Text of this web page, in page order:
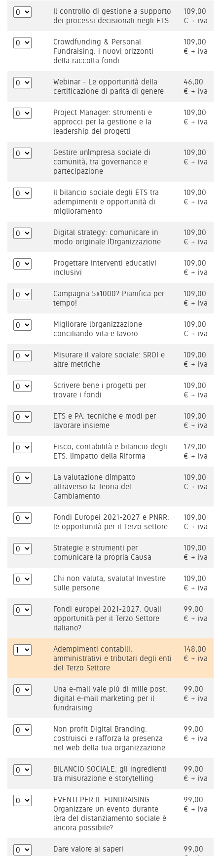
Il controllo di gestione a supporto
dei processi decisionali negli ETS
109,00
€ + iva
Crowdfunding & Personal
Fundraising: i nuovi orizzonti
della raccolta fondi
109,00
€ + iva
Webinar - Le opportunità della
certificazione di parità di genere
46,00
€ + iva
Project Manager: strumenti e
approcci per la gestione e la
leadership dei progetti
109,00
€ + iva
Gestire un’impresa sociale di
comunità, tra governance e
partecipazione
109,00
€ + iva
Il bilancio sociale degli ETS tra
adempimenti e opportunità di
miglioramento
109,00
€ + iva
Digital strategy: comunicare in
modo originale l’Organizzazione
109,00
€ + iva
Progettare interventi educativi
inclusivi
109,00
€ + iva
Campagna 5x1000? Pianifica per
tempo!
109,00
€ + iva
Migliorare l’organizzazione
conciliando vita e lavoro
109,00
€ + iva
Misurare il valore sociale: SROI e
altre metriche
109,00
€ + iva
Scrivere bene i progetti per
trovare i fondi
109,00
€ + iva
ETS e PA: tecniche e modi per
lavorare insieme
109,00
€ + iva
Fisco, contabilità e bilancio degli
ETS: l’impatto della Riforma
179,00
€ + iva
La valutazione d’impatto
attraverso la Teoria del
Cambiamento
109,00
€ + iva
Fondi Europei 2021-2027 e PNRR:
le opportunità per il Terzo settore
109,00
€ + iva
Strategie e strumenti per
comunicare la propria Causa
109,00
€ + iva
Chi non valuta, svaluta! Investire
sulle persone
109,00
€ + iva
Fondi europei 2021-2027. Quali
opportunità per il Terzo Settore
italiano?
99,00
€ + iva
Adempimenti contabili,
amministrativi e tributari degli enti
del Terzo Settore
148,00
€ + iva
Una e-mail vale più di mille post:
digital e-mail marketing per il
fundraising
99,00
€ + iva
Non profit Digital Branding:
costruisci e rafforza la presenza
nel web della tua organizzazione
99,00
€ + iva
BILANCIO SOCIALE: gli ingredienti
tra misurazione e storytelling
99,00
€ + iva
EVENTI PER IL FUNDRAISING
Organizzare un evento durante
l’era del distanziamento sociale è
ancora possibile?
99,00
€ + iva
Dare valore ai saperi
99,00